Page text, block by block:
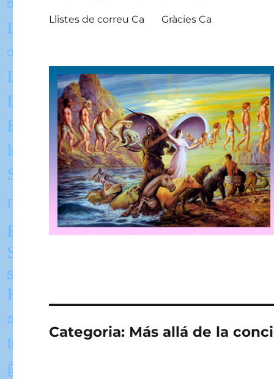
Llistes de correu Ca Gràcies Ca
Categoria: Más allá de la